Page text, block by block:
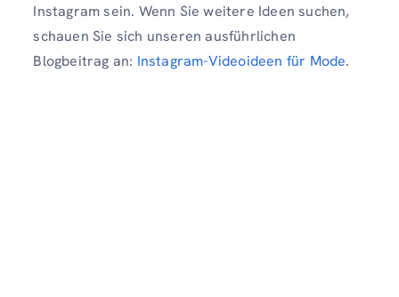
Instagram sein. Wenn Sie weitere Ideen suchen,
schauen Sie sich unseren ausführlichen
Blogbeitrag an: Instagram-Videoideen für Mode.